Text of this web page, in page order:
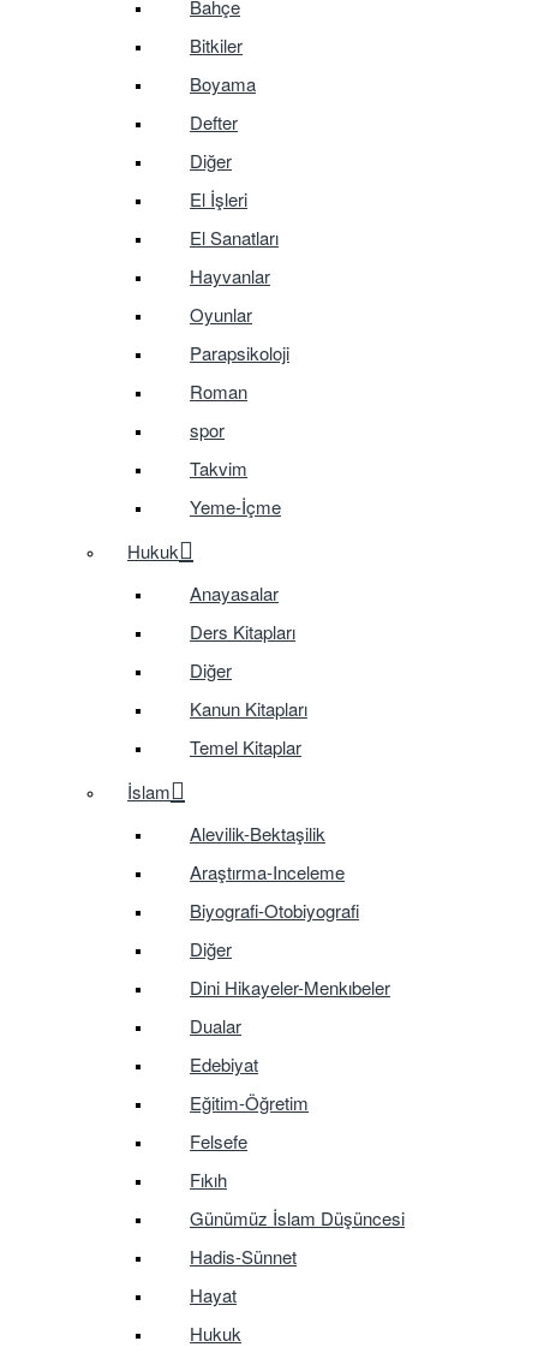
Bahçe
Bitkiler
Boyama
Defter
Diğer
El İşleri
El Sanatları
Hayvanlar
Oyunlar
Parapsikoloji
Roman
spor
Takvim
Yeme-İçme
Hukuk
Anayasalar
Ders Kitapları
Diğer
Kanun Kitapları
Temel Kitaplar
İslam
Alevilik-Bektaşilik
Araştırma-Inceleme
Biyografi-Otobiyografi
Diğer
Dini Hikayeler-Menkıbeler
Dualar
Edebiyat
Eğitim-Öğretim
Felsefe
Fıkıh
Günümüz İslam Düşüncesi
Hadis-Sünnet
Hayat
Hukuk